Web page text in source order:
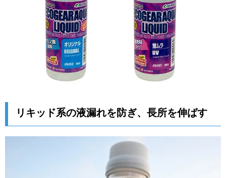
リキッド系の液漏れを防ぎ、長所を伸ばす